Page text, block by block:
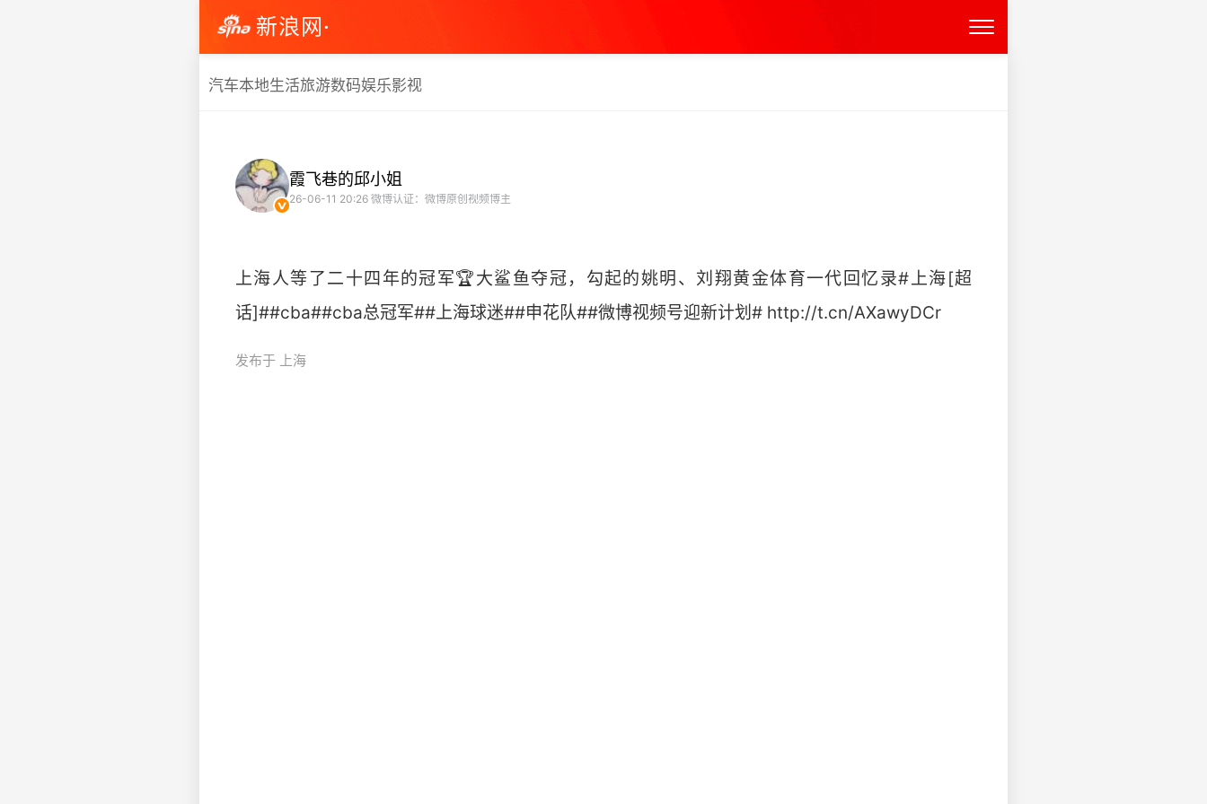
新浪网·
汽车本地生活旅游数码娱乐影视
霞飞巷的邱小姐
26-06-11 20:26 微博认证：微博原创视频博主
上海人等了二十四年的冠军🏆大鲨鱼夺冠，勾起的姚明、刘翔黄金体育一代回忆录#上海[超
话]##cba##cba总冠军##上海球迷##申花队##微博视频号迎新计划# http://t.cn/AXawyDCr ​
发布于 上海